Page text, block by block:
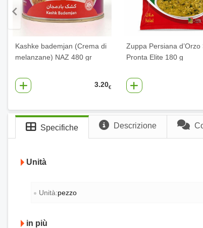
Kashke bademjan (Crema di
melanzane) NAZ 480 gr
3.20€
Zuppa Persiana d’Orzo
Pronta Elite 180 g
Specifiche Descrizione
Unità
Unità:pezzo
in più